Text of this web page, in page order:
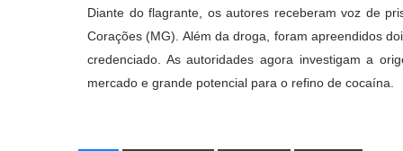
Diante do flagrante, os autores receberam voz de
Corações (MG). Além da droga, foram apreendidos
credenciado. As autoridades agora investigam a
mercado e grande potencial para o refino de cocaína.